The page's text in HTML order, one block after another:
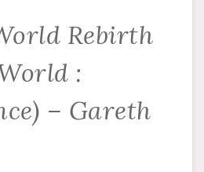
Rebirth
:
– Gareth